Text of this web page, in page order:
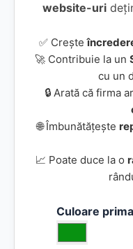
website-uri
✅ Crește
🚀 Contribuie la un
cu un
🔒 Arată că firma
🌐 Îmbunătățește
📈 Poate duce la o
Culoare